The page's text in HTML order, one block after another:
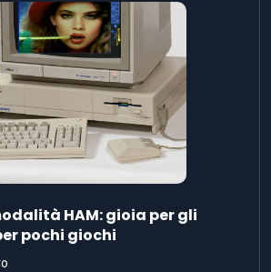
HAM: gioia per gli
pochi giochi